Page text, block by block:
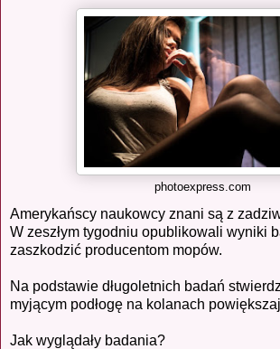
photoexpress.com
Amerykańscy naukowcy znani są z
W zeszłym tygodniu opublikowali wyniki
zaszkodzić producentom mopów.
Na podstawie długoletnich badań
myjącym podłogę na kolanach
Jak wyglądały badania?